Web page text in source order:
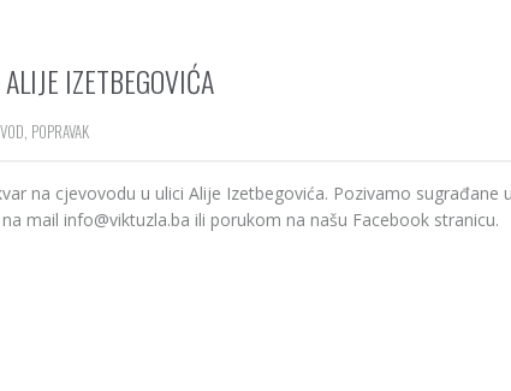
IZETBEGOVIĆA
, POPRAVAK
na cjevovodu u ulici Alije Izetbegovića. Pozivamo sugrađane
mail info@viktuzla.ba ili porukom na našu Facebook stranicu.